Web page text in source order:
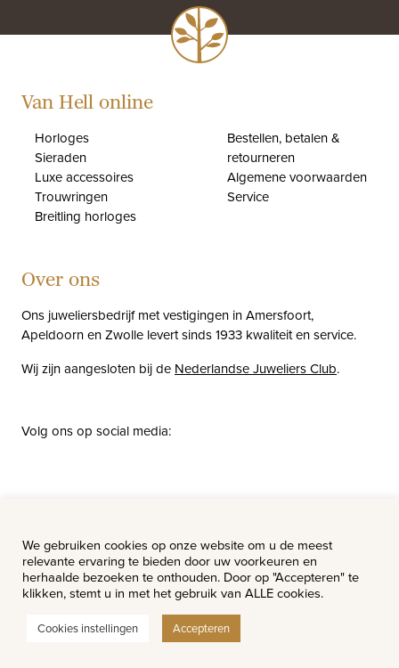
Van Hell online
Horloges
Sieraden
Luxe accessoires
Trouwringen
Breitling horloges
Bestellen, betalen &
retourneren
Algemene voorwaarden
Service
Over ons
Ons juweliersbedrijf met vestigingen in Amersfoort,
Apeldoorn en Zwolle levert sinds 1933 kwaliteit en service.
Wij zijn aangesloten bij de Nederlandse Juweliers Club.
Volg ons op social media:
Vacatures
© Van Hell Juweliers - Alle rechten voorbehouden.
Website ontwerp & realisatie:Watch this Agency BV Almere
We gebruiken cookies op onze website om u de meest
relevante ervaring te bieden door uw voorkeuren en
herhaalde bezoeken te onthouden. Door op "Accepteren" te
klikken, stemt u in met het gebruik van ALLE cookies.
Cookies instellingen Accepteren